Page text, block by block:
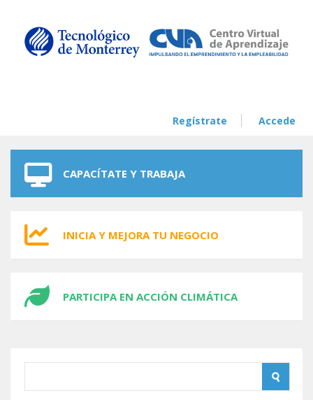
Regístrate Accede
CAPACÍTATE Y TRABAJA
INICIA Y MEJORA TU NEGOCIO
PARTICIPA EN ACCIÓN CLIMÁTICA